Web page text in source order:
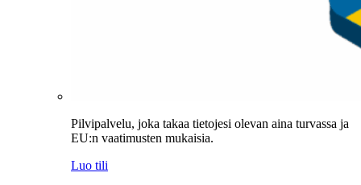
Pilvipalvelu, joka takaa tietojesi olevan aina turvassa ja
EU:n vaatimusten mukaisia.
Luo tili